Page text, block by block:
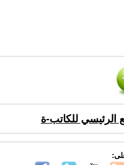
الرئيسي للكاتب-ة